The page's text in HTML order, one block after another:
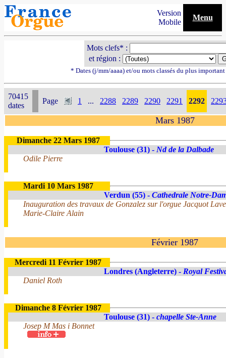
Version
Mobile
Menu
Mots clefs* :
et région :
* Dates (j/mm/aaaa) et/ou mots classés du plus
70415
dates
Page 1 ... 2288 2289 2290 2291 2292
Mars 1987
Dimanche 22 Mars 1987
Toulouse (31) - Nd de la Dalbade
Odile Pierre
Mardi 10 Mars 1987
Verdun (55) - Cathedrale Notre-
Inauguration des travaux de Gonzalez sur l'orgue Jacquot
Marie-Claire Alain
Février 1987
Mercredi 11 Février 1987
Londres (Angleterre) - Royal
Daniel Roth
Dimanche 8 Février 1987
Toulouse (31) - chapelle Ste-Anne
Josep M Mas i Bonnet